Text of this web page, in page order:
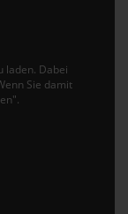
laden. Dabei
Sie damit